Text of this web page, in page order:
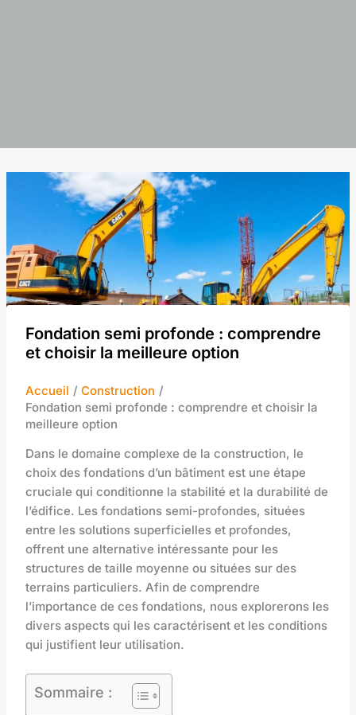
Fondation semi profonde : comprendre
et choisir la meilleure option
Accueil
Construction
Fondation semi profonde : comprendre et choisir la
meilleure option
Dans le domaine complexe de la construction, le
choix des fondations d’un bâtiment est une étape
cruciale qui conditionne la stabilité et la durabilité de
l’édifice. Les fondations semi-profondes, situées
entre les solutions superficielles et profondes,
offrent une alternative intéressante pour les
structures de taille moyenne ou situées sur des
terrains particuliers. Afin de comprendre
l’importance de ces fondations, nous explorerons les
divers aspects qui les caractérisent et les conditions
qui justifient leur utilisation.
Sommaire :